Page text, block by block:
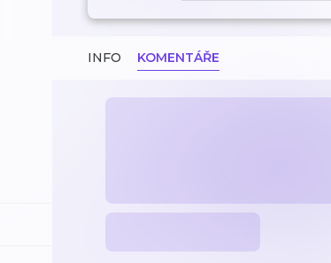
INFO KOMENTÁŘE